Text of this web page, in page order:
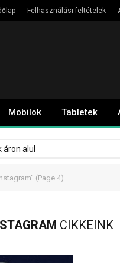
Felhasználási feltételek
Mobilok Tabletek
alul
(Page 4)
CIKKEINK